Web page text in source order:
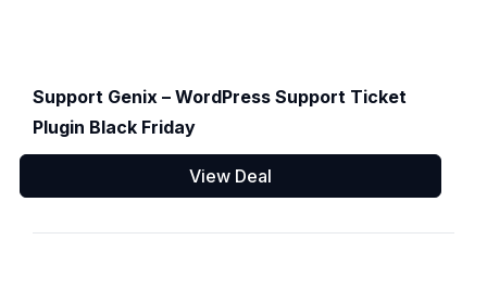
Support Genix – WordPress Support Ticket
Plugin Black Friday
View Deal